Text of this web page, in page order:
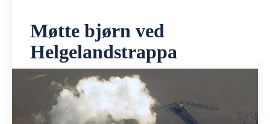
Møtte bjørn ved
Helgelandstrappa